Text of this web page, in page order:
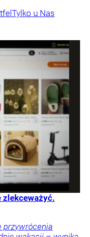
Tylko u Nas
zlekceważyć.
przywrócenia